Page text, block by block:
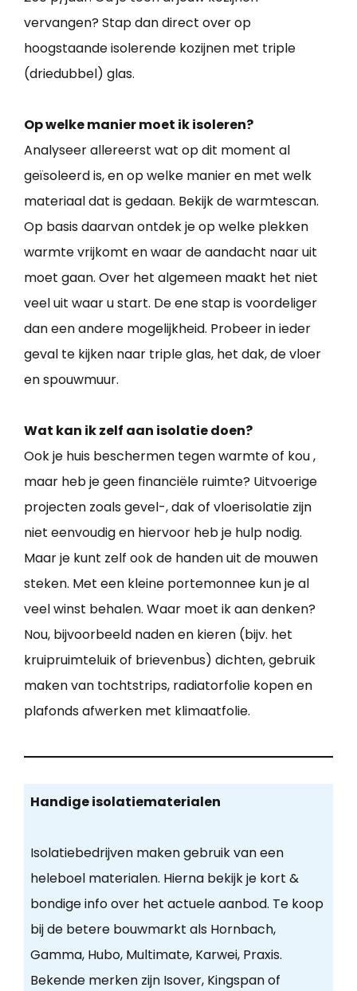
vervangen? Stap dan direct over op
hoogstaande isolerende kozijnen met triple
(driedubbel) glas.
Op welke manier moet ik isoleren?
Analyseer allereerst wat op dit moment al
geïsoleerd is, en op welke manier en met welk
materiaal dat is gedaan. Bekijk de warmtescan.
Op basis daarvan ontdek je op welke plekken
warmte vrijkomt en waar de aandacht naar uit
moet gaan. Over het algemeen maakt het niet
veel uit waar u start. De ene stap is voordeliger
dan een andere mogelijkheid. Probeer in ieder
geval te kijken naar triple glas, het dak, de vloer
en spouwmuur.
Wat kan ik zelf aan isolatie doen?
Ook je huis beschermen tegen warmte of kou ,
maar heb je geen financiële ruimte? Uitvoerige
projecten zoals gevel-, dak of vloerisolatie zijn
niet eenvoudig en hiervoor heb je hulp nodig.
Maar je kunt zelf ook de handen uit de mouwen
steken. Met een kleine portemonnee kun je al
veel winst behalen. Waar moet ik aan denken?
Nou, bijvoorbeeld naden en kieren (bijv. het
kruipruimteluik of brievenbus) dichten, gebruik
maken van tochtstrips, radiatorfolie kopen en
plafonds afwerken met klimaatfolie.
Handige isolatiematerialen
Isolatiebedrijven maken gebruik van een
heleboel materialen. Hierna bekijk je kort &
bondige info over het actuele aanbod. Te koop
bij de betere bouwmarkt als Hornbach,
Gamma, Hubo, Multimate, Karwei, Praxis.
Bekende merken zijn Isover, Kingspan of